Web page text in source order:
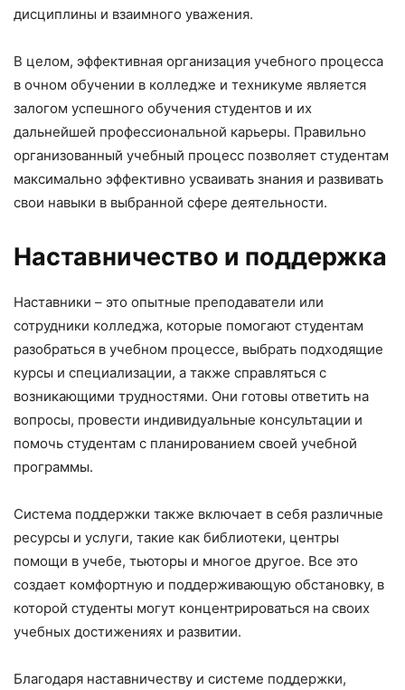
дисциплины и взаимного уважения.
В целом, эффективная организация учебного процесса
в очном обучении в колледже и техникуме является
залогом успешного обучения студентов и их
дальнейшей профессиональной карьеры. Правильно
организованный учебный процесс позволяет студентам
максимально эффективно усваивать знания и развивать
свои навыки в выбранной сфере деятельности.
Наставничество и поддержка
Наставники – это опытные преподаватели или
сотрудники колледжа, которые помогают студентам
разобраться в учебном процессе, выбрать подходящие
курсы и специализации, а также справляться с
возникающими трудностями. Они готовы ответить на
вопросы, провести индивидуальные консультации и
помочь студентам с планированием своей учебной
программы.
Система поддержки также включает в себя различные
ресурсы и услуги, такие как библиотеки, центры
помощи в учебе, тьюторы и многое другое. Все это
создает комфортную и поддерживающую обстановку, в
которой студенты могут концентрироваться на своих
учебных достижениях и развитии.
Благодаря наставничеству и системе поддержки,